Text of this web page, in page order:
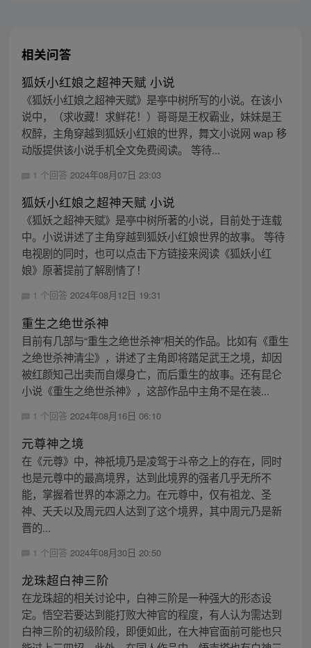
相关问答
狐妖小红娘之超神天赋 小说
《狐妖小红娘之超神天赋》是亭中树所写的小说。在该小
说中，（求收藏！求鲜花！）哥哥是王权霸业，妹妹是王
权醉，主角穿越到狐妖小红娘的世界，舞文小说网 wap 移
动版提供该小说手机全文免费阅读。 等待...
1 个回答 2024年08月07日 23:03
狐妖小红娘之超神天赋 小说
《狐妖之超神天赋》是亭中树所著的小说，目前处于连载
中。小说讲述了主角穿越到狐妖小红娘世界的故事。 等待
电视剧的同时，也可以点击下方链接来阅读《狐妖小红
娘》原著提前了解剧情了！
1 个回答 2024年08月12日 19:31
重生之绝世杀神
目前有几部与“重生之绝世杀神”相关的作品。比如有《重生
之绝世杀神清尘》，讲述了主角即将踏足武王之境，却因
被红颜知己出卖而自爆身亡，而后重生的故事。还有昆仑
小说《重生之绝世杀神》，这部作品中主角不是在装...
1 个回答 2024年08月16日 06:10
元尊神之境
在《元尊》中，神祇境乃是凌驾于斗帝之上的存在，同时
也是元尊中的最高境界，达到此境界的强者几乎无所不
能，掌握着世界的本源之力。在元尊中，仅有祖龙、圣
神、夭夭以及周元四人达到了这个境界，其中周元乃是新
晋的...
1 个回答 2024年08月30日 20:50
龙珠超白神三阶
在龙珠超的相关讨论中，白神三阶是一种强大的形态设
定。悟空若要达到能打败大神官的程度，有人认为需达到
白神三阶的初级阶段，即便如此，在大神官面前可能也只